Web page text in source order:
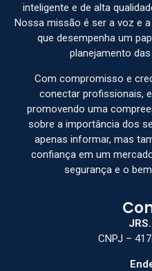
inteligente e de alta
Nossa missão é ser a voz e
que desempenha um
planejamento
Com compromisso e
conectar profissionais,
promovendo uma
sobre a importância dos
apenas informar, mas
confiança em um
segurança e o
CNPJ –